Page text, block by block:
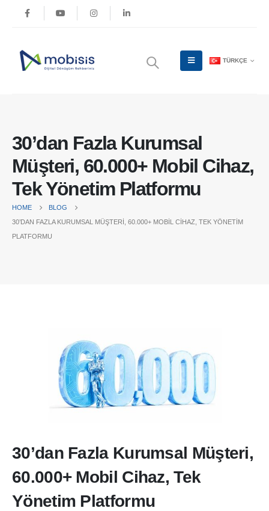
TÜRKÇE
30’dan Fazla Kurumsal
Müşteri, 60.000+ Mobil Cihaz,
Tek Yönetim Platformu
HOME
BLOG
30’DAN FAZLA KURUMSAL MÜŞTERI, 60.000+ MOBIL CIHAZ, TEK YÖNETIM
PLATFORMU
30’dan Fazla Kurumsal Müşteri,
60.000+ Mobil Cihaz, Tek
Yönetim Platformu